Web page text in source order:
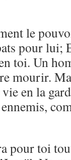
le
pour lui;
toi. Un
mourir.
en la
pour toi